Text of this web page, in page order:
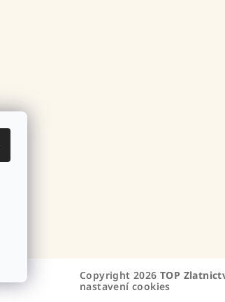
Copyright 2026 TOP
nastavení cookies